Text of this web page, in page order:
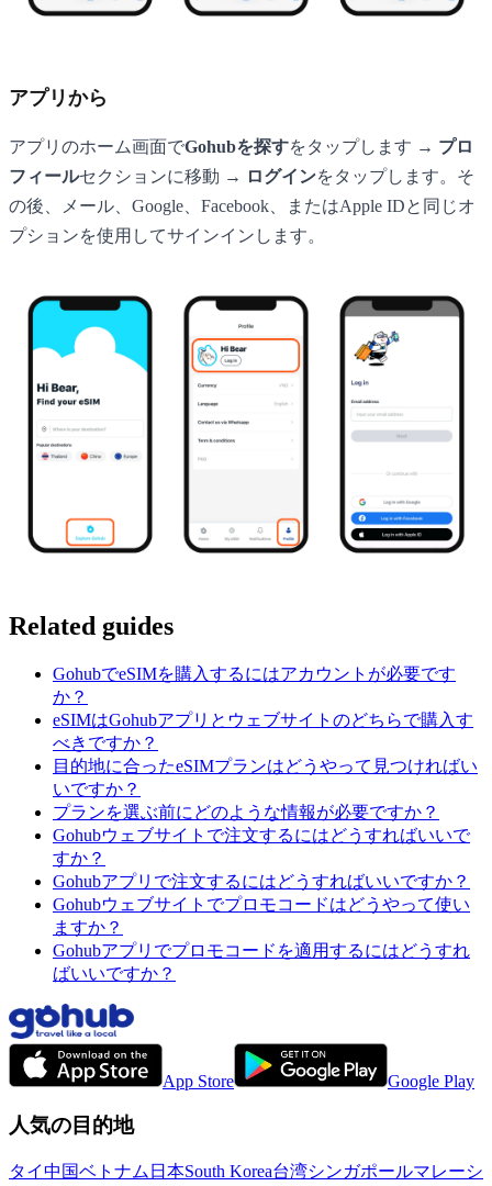
アプリから
アプリのホーム画面でGohubを探すをタップします → プロ
フィールセクションに移動 → ログインをタップします。そ
の後、メール、Google、Facebook、またはApple IDと同じオ
プションを使用してサインインします。
Related guides
GohubでeSIMを購入するにはアカウントが必要です
か？
eSIMはGohubアプリとウェブサイトのどちらで購入す
べきですか？
目的地に合ったeSIMプランはどうやって見つければい
いですか？
プランを選ぶ前にどのような情報が必要ですか？
Gohubウェブサイトで注文するにはどうすればいいで
すか？
Gohubアプリで注文するにはどうすればいいですか？
Gohubウェブサイトでプロモコードはどうやって使い
ますか？
Gohubアプリでプロモコードを適用するにはどうすれ
ばいいですか？
App Store Google Play
人気の目的地
タイ中国ベトナム 日本South Korea台湾シンガポールマレーシ